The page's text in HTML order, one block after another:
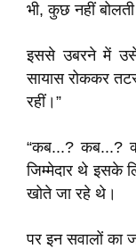
भी, कुछ नहीं
इससे उबरने में
सायास रोककर
रहीं।”
“कब...? कब...?
जिम्मेदार थे इसके
खोते जा रहे थे।
पर इन सवालों का